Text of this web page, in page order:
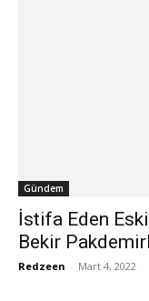
Gündem
İstifa Eden Eski
Bekir
Redzeen - Mart 4, 2022